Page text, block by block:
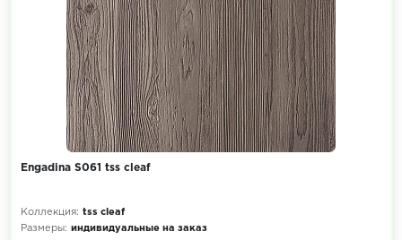
Engadina S061 tss cleaf
Коллекция: tss cleaf
Размеры: индивидуальные на заказ